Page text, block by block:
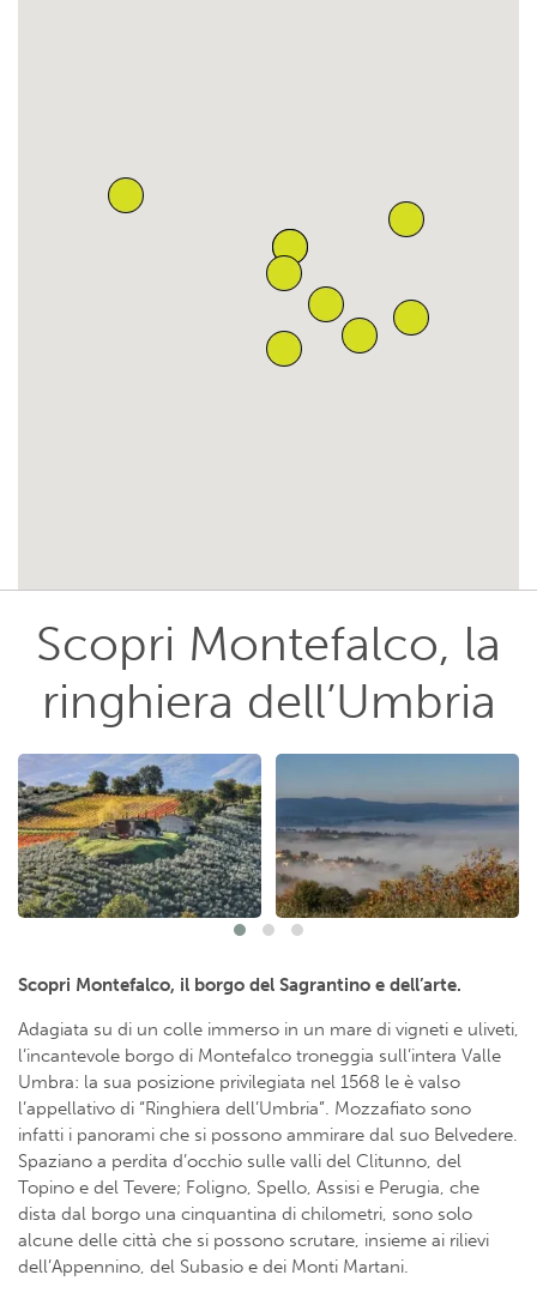
Scopri Montefalco, la
ringhiera dell’Umbria
Scopri Montefalco, il borgo del Sagrantino e dell’arte.
Adagiata su di un colle immerso in un mare di vigneti e uliveti,
l’incantevole borgo di Montefalco troneggia sull’intera Valle
Umbra: la sua posizione privilegiata nel 1568 le è valso
l’appellativo di “Ringhiera dell’Umbria”. Mozzafiato sono
infatti i panorami che si possono ammirare dal suo Belvedere.
Spaziano a perdita d’occhio sulle valli del Clitunno, del
Topino e del Tevere; Foligno, Spello, Assisi e Perugia, che
dista dal borgo una cinquantina di chilometri, sono solo
alcune delle città che si possono scrutare, insieme ai rilievi
dell’Appennino, del Subasio e dei Monti Martani.